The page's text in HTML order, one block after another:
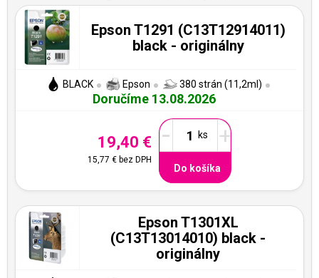
Epson T1291 (C13T12914011)
black - originálny
BLACK Epson 380 strán (11,2ml)
Doručíme 13.08.2026
19,40 €
15,77 € bez DPH
- +
Do košíka
Epson T1301XL
(C13T13014010) black -
originálny